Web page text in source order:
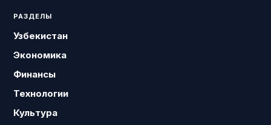
РАЗДЕЛЫ
Узбекистан
Экономика
Финансы
Технологии
Культура